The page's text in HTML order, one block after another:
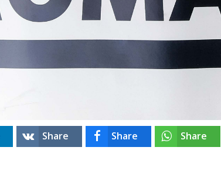
Share Share Share